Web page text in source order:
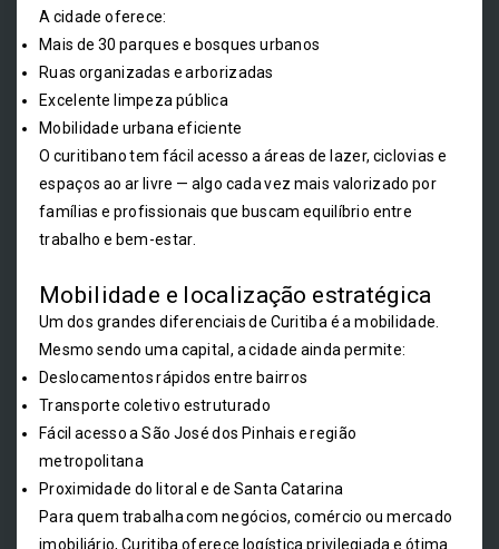
A cidade oferece:
Mais de 30 parques e bosques urbanos
Ruas organizadas e arborizadas
Excelente limpeza pública
Mobilidade urbana eficiente
O curitibano tem fácil acesso a áreas de lazer, ciclovias e
espaços ao ar livre — algo cada vez mais valorizado por
famílias e profissionais que buscam equilíbrio entre
trabalho e bem-estar.
Mobilidade e localização estratégica
Um dos grandes diferenciais de Curitiba é a mobilidade.
Mesmo sendo uma capital, a cidade ainda permite:
Deslocamentos rápidos entre bairros
Transporte coletivo estruturado
Fácil acesso a São José dos Pinhais e região
metropolitana
Proximidade do litoral e de Santa Catarina
Para quem trabalha com negócios, comércio ou mercado
imobiliário, Curitiba oferece logística privilegiada e ótima